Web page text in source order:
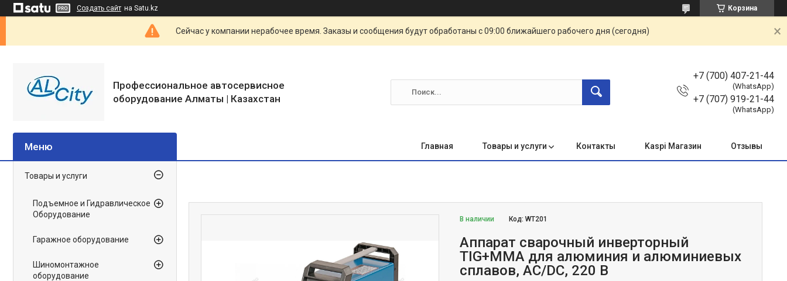
Создать сайт на Satu.kz Корзина
Сейчас у компании нерабочее время. Заказы и сообщения будут обработаны с 09:00 ближайшего рабочего дня (сегодня)
Профессиональное автосервисное
оборудование Алматы | Казахстан
+7 (700) 407-21-44
(WhatsApp)
+7 (707) 919-21-44
(WhatsApp)
Главная Товары и услуги Контакты Kaspi Магазин Отзывы
В наличии Код:WT201
Аппарат сварочный инверторный
TIG+MMA для алюминия и алюминиевых
сплавов, AC/DC, 220 В
Товары и услуги
Подъемное и Гидравлическое
Оборудование
Гаражное оборудование
Шиномонтажное
оборудование